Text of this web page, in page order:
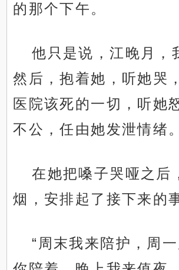
的那个下午。
他只是说，江晚月，
然后，抱着她，听她哭
医院该死的一切，听她
不公，任由她发泄情绪。
在她把嗓子哭哑之后
烟，安排起了接下来的
“周末我来陪护，周